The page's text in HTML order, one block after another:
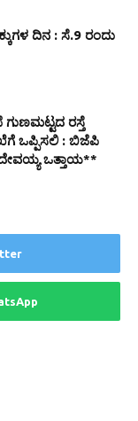
ದಿನ : ಸೆ.9 ರಂದು
ರಸ್ತೆ
ಒಪ್ಪಿಸಲಿ : ಬಿಜೆಪಿ
ದೇವಯ್ಯ ಒತ್ತಾಯ**